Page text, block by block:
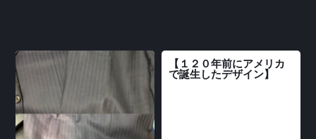
【１２０年前にアメリカ
で誕生したデザイン】